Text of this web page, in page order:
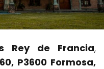
Rey de Francia,
P3600 Formosa,